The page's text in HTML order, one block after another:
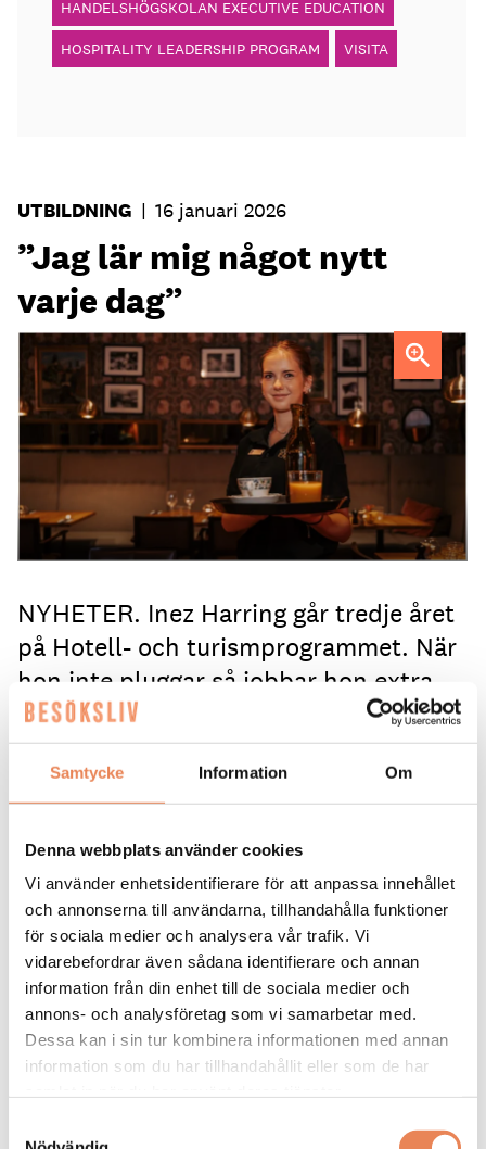
Samtycke Information Om
Denna webbplats använder cookies
Vi använder enhetsidentifierare för att anpassa innehållet
och annonserna till användarna, tillhandahålla funktioner
för sociala medier och analysera vår trafik. Vi
vidarebefordrar även sådana identifierare och annan
information från din enhet till de sociala medier och
annons- och analysföretag som vi samarbetar med.
Dessa kan i sin tur kombinera informationen med annan
information som du har tillhandahållit eller som de har
HANDELSHÖGSKOLAN EXECUTIVE EDUCATION
HOSPITALITY LEADERSHIP PROGRAM VISITA
UTBILDNING | 16 januari 2026
”Jag lär mig något nytt
varje dag”
Gymnasieeleven Inez Harring lär sig mycket när hon jobbar
extra på Strand Hotel i Visby.
NYHETER. Inez Harring går tredje året
på Hotell- och turismprogrammet. När
hon inte pluggar så jobbar hon extra
på Strand Hotel i Visby. ”Det är en
bransch där man får testa mycket. Alla
är så hjälpsamma”, säger hon.
turismprogrammet på gymnasiet. Under
utbildningen har hon lärt sig allt från att jobba i
reception och med konferenser, till frukost,
servering, bokningssystem och att bemöta
människor professionellt och personligt.
– Vissa gäster vill prata och ställer frågor, andra vill
bara checka in och vara ifred. Jag har lärt mig att
ibland är det bästa att ta ett steg tillbaka. Att
förstå gränser är jätteviktigt, säger hon.